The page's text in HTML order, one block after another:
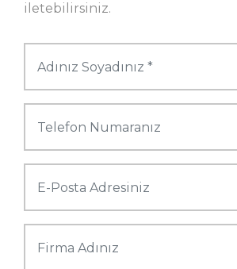
iletebilirsiniz.